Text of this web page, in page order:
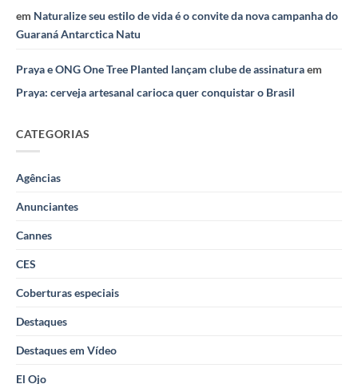
em Naturalize seu estilo de vida é o convite da nova campanha do
Guaraná Antarctica Natu
Praya e ONG One Tree Planted lançam clube de assinaturaem
Praya: cerveja artesanal carioca quer conquistar o Brasil
CATEGORIAS
Agências
Anunciantes
Cannes
CES
Coberturas especiais
Destaques
Destaques em Vídeo
El Ojo